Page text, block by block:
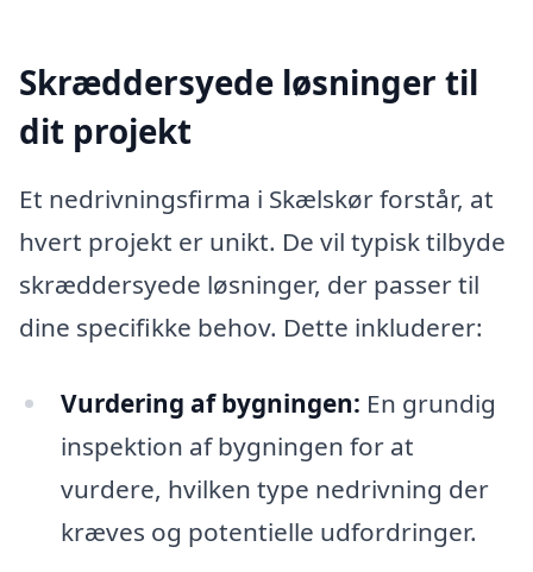
Skræddersyede løsninger til
dit projekt
Et nedrivningsfirma i Skælskør forstår, at
hvert projekt er unikt. De vil typisk tilbyde
skræddersyede løsninger, der passer til
dine specifikke behov. Dette inkluderer:
Vurdering af bygningen: En grundig
inspektion af bygningen for at
vurdere, hvilken type nedrivning der
kræves og potentielle udfordringer.